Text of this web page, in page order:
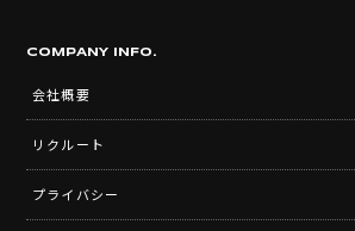
COMPANY INFO.
会社概要
リクルート
プライバシー